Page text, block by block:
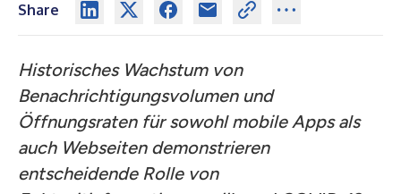
Share
Historisches Wachstum von
Benachrichtigungsvolumen und
Öffnungsraten für sowohl mobile Apps als
auch Webseiten demonstrieren
entscheidende Rolle von